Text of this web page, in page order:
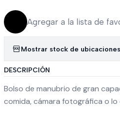
Agregar a la lista de
Mostrar stock de ubicaciones
DESCRIPCIÓN
Bolso de manubrio de gran
comida, cámara fotográfica o lo